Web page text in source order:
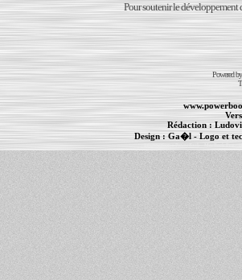
Pour soutenir le développement
Powered
Rédaction :
Design : Ga�l- Logo et